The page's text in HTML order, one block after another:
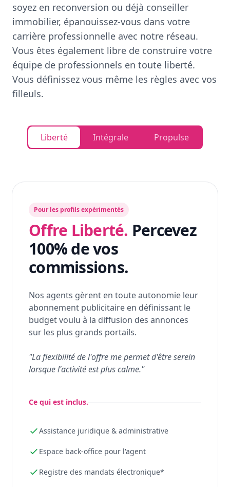
soyez en reconversion ou déjà conseiller
immobilier, épanouissez-vous dans votre
carrière professionnelle avec notre réseau.
Vous êtes également libre de construire votre
équipe de professionnels en toute liberté.
Vous définissez vous même les règles avec vos
filleuls.
Liberté Intégrale Propulse
Pour les profils expérimentés
Offre Liberté. Percevez
100% de vos
commissions.
Nos agents gèrent en toute autonomie leur
abonnement publicitaire en définissant le
budget voulu à la diffusion des annonces
sur les plus grands portails.
"La flexibilité de l'offre me permet d'être serein
lorsque l'activité est plus calme."
Ce qui est inclus.
Assistance juridique & administrative
Espace back-office pour l'agent
Registre des mandats électronique*